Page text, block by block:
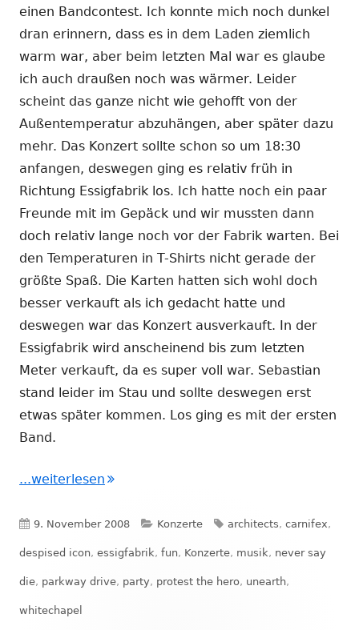
einen Bandcontest. Ich konnte mich noch dunkel
dran erinnern, dass es in dem Laden ziemlich
warm war, aber beim letzten Mal war es glaube
ich auch draußen noch was wärmer. Leider
scheint das ganze nicht wie gehofft von der
Außentemperatur abzuhängen, aber später dazu
mehr. Das Konzert sollte schon so um 18:30
anfangen, deswegen ging es relativ früh in
Richtung Essigfabrik los. Ich hatte noch ein paar
Freunde mit im Gepäck und wir mussten dann
doch relativ lange noch vor der Fabrik warten. Bei
den Temperaturen in T-Shirts nicht gerade der
größte Spaß. Die Karten hatten sich wohl doch
besser verkauft als ich gedacht hatte und
deswegen war das Konzert ausverkauft. In der
Essigfabrik wird anscheinend bis zum letzten
Meter verkauft, da es super voll war. Sebastian
stand leider im Stau und sollte deswegen erst
etwas später kommen. Los ging es mit der ersten
Band.
...weiterlesen "Never Say Die Tour in der Essigfabrik
Veröffentlicht
am
9. November 2008 Kategorien
Konzerte Schlagwörter
architects, carnifex,
despised icon, essigfabrik, fun, Konzerte, musik, never say
die, parkway drive, party, protest the hero, unearth,
whitechapel